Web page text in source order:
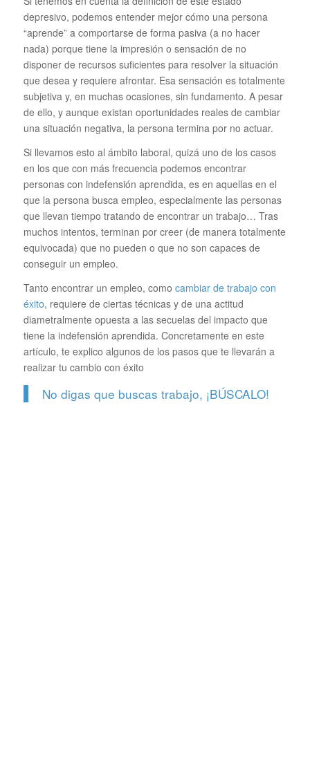
depresivo, podemos entender mejor cómo una persona
“aprende” a comportarse de forma pasiva (a no hacer
nada) porque tiene la impresión o sensación de no
disponer de recursos suficientes para resolver la situación
que desea y requiere afrontar. Esa sensación es totalmente
subjetiva y, en muchas ocasiones, sin fundamento. A pesar
de ello, y aunque existan oportunidades reales de cambiar
una situación negativa, la persona termina por no actuar.
Si llevamos esto al ámbito laboral, quizá uno de los casos
en los que con más frecuencia podemos encontrar
personas con indefensión aprendida, es en aquellas en el
que la persona busca empleo, especialmente las personas
que llevan tiempo tratando de encontrar un trabajo… Tras
muchos intentos, terminan por creer (de manera totalmente
equivocada) que no pueden o que no son capaces de
conseguir un empleo.
Tanto encontrar un empleo, como cambiar de trabajo con
éxito, requiere de ciertas técnicas y de una actitud
diametralmente opuesta a las secuelas del impacto que
tiene la indefensión aprendida. Concretamente en este
artículo, te explico algunos de los pasos que te llevarán a
realizar tu cambio con éxito
No digas que buscas trabajo, ¡BÚSCALO!